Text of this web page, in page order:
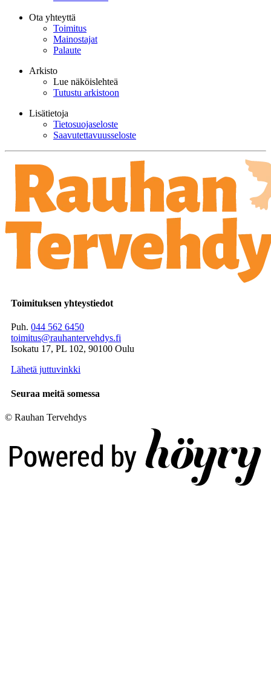
Ota yhteyttä
Toimitus
Mainostajat
Palaute
Arkisto
Lue näköislehteä
Tutustu arkistoon
Lisätietoja
Tietosuojaseloste
Saavutettavuusseloste
Toimituksen yhteystiedot
Puh. 044 562 6450
toimitus@rauhantervehdys.fi
Isokatu 17, PL 102, 90100 Oulu
Lähetä juttuvinkki
Seuraa meitä somessa
© Rauhan Tervehdys